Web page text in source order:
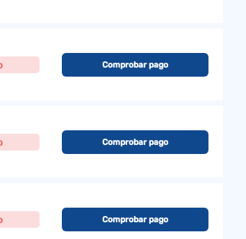
Comprobar pago
Comprobar pago
Comprobar pago